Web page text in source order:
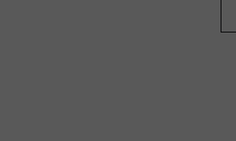
Unika färgkombinationer som
Krämig sammansättning för en